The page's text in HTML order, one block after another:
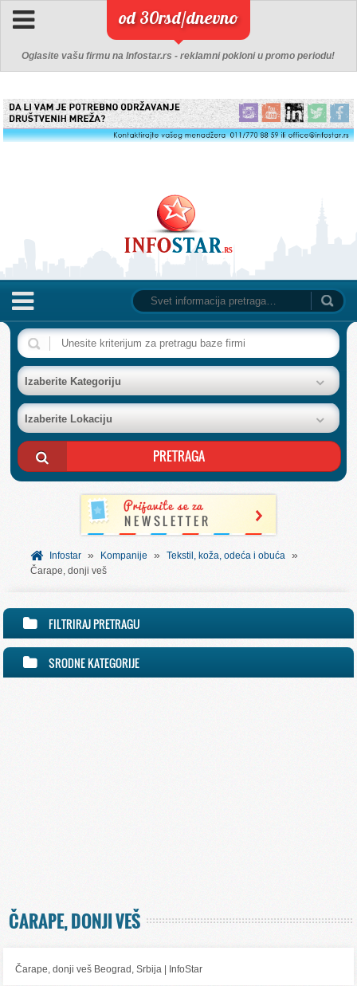
od 30rsd/dnevno
Oglasite vašu firmu na Infostar.rs - reklamni pokloni u promo periodu!
NASLOVNA
BAZA FIRMI
POSLOVNI OGLASI
AKCIJE I KATALOZI
BESPLATNI VAUČERI
SVET INFORMACIJA
Izaberite Kategoriju
Izaberite Lokaciju
Infostar » Kompanije » Tekstil, koža, odeća i obuća »
Čarape, donji veš
FILTRIRAJ PRETRAGU
SRODNE KATEGORIJE
ČARAPE, DONJI VEŠ
Čarape, donji veš Beograd, Srbija | InfoStar